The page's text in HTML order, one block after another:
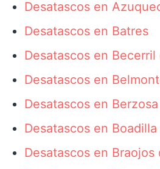
Desatascos en
Desatascos en Batres
Desatascos en Becerril
Desatascos en
Desatascos en
Desatascos en
Desatascos en Braojos